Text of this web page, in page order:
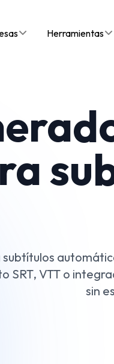
Herramientas
subtítulos
SRT, VTT o
sin